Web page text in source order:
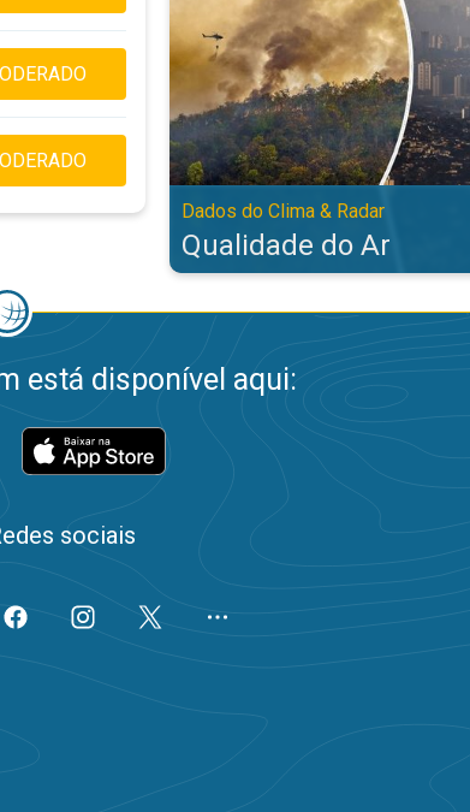
Dados do Clima & Radar
Qualidade do Ar
está disponível aqui:
sociais